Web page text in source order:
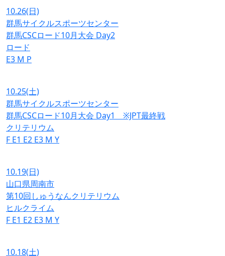
10.26(日)
群馬サイクルスポーツセンター
群馬CSCロード10月大会 Day2
ロード
E3 M P
10.25(土)
群馬サイクルスポーツセンター
群馬CSCロード10月大会 Day1 ※JPT最終戦
クリテリウム
F E1 E2 E3 M Y
10.19(日)
山口県周南市
第10回しゅうなんクリテリウム
ヒルクライム
F E1 E2 E3 M Y
10.18(土)